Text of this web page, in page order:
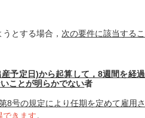
とする場合， 次の要件に該当する
予定日)から起算して，8週間を経
ことが明らかでない者
8号の規定により任期を定めて雇用
できます。